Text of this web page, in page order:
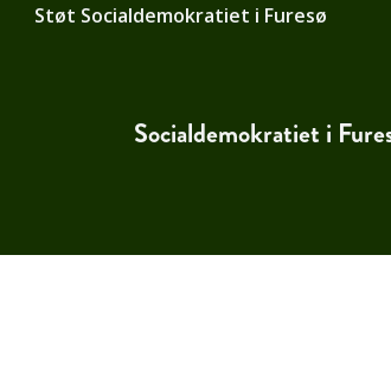
Støt Socialdemokratiet i Furesø
Socialdemokratiet i